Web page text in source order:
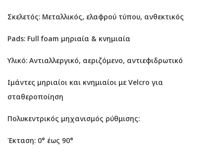
Σκελετός: Μεταλλικός, ελαφρού τύπου, ανθεκτικός
Pads: Full foam μηριαία & κνημιαία
Υλικό: Αντιαλλεργικό, αεριζόμενο, αντιεφιδρωτικό
Ιμάντες μηριαίοι και κνημιαίοι με Velcro για
σταθεροποίηση
Πολυκεντρικός μηχανισμός ρύθμισης:
Έκταση: 0° έως 90°